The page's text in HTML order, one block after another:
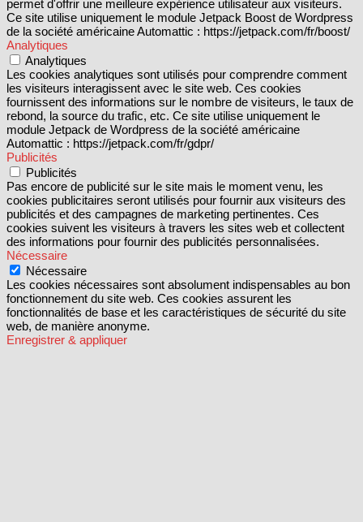
permet d'offrir une meilleure expérience utilisateur aux visiteurs.
Ce site utilise uniquement le module Jetpack Boost de Wordpress
de la société américaine Automattic : https://jetpack.com/fr/boost/
Analytiques
Analytiques
Les cookies analytiques sont utilisés pour comprendre comment
les visiteurs interagissent avec le site web. Ces cookies
fournissent des informations sur le nombre de visiteurs, le taux de
rebond, la source du trafic, etc. Ce site utilise uniquement le
module Jetpack de Wordpress de la société américaine
Automattic : https://jetpack.com/fr/gdpr/
Publicités
Publicités
Pas encore de publicité sur le site mais le moment venu, les
cookies publicitaires seront utilisés pour fournir aux visiteurs des
publicités et des campagnes de marketing pertinentes. Ces
cookies suivent les visiteurs à travers les sites web et collectent
des informations pour fournir des publicités personnalisées.
Nécessaire
Nécessaire
Les cookies nécessaires sont absolument indispensables au bon
fonctionnement du site web. Ces cookies assurent les
fonctionnalités de base et les caractéristiques de sécurité du site
web, de manière anonyme.
Enregistrer & appliquer